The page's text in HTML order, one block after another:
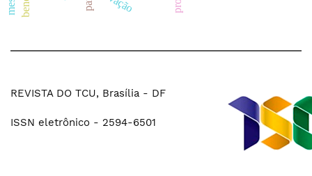
REVISTA DO TCU, Brasília - DF
ISSN eletrônico - 2594-6501